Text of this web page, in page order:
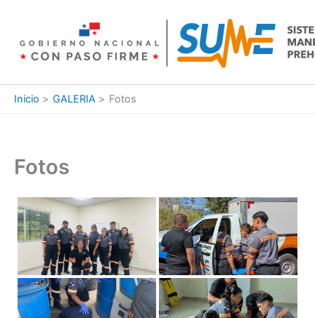
contenido
Inicio GALERIA Fotos
Fotos